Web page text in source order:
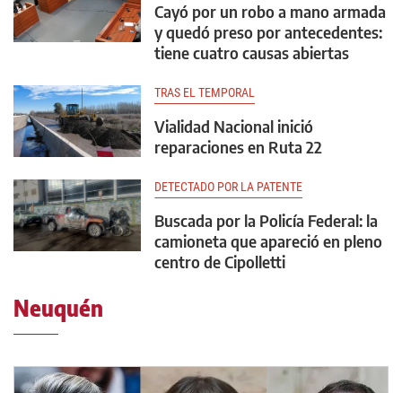
Cayó por un robo a mano armada
y quedó preso por antecedentes:
tiene cuatro causas abiertas
TRAS EL TEMPORAL
Vialidad Nacional inició
reparaciones en Ruta 22
DETECTADO POR LA PATENTE
Buscada por la Policía Federal: la
camioneta que apareció en pleno
centro de Cipolletti
Neuquén